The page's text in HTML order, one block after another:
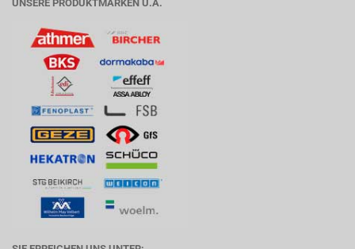
UNSERE PRODUKTMARKEN U.A.